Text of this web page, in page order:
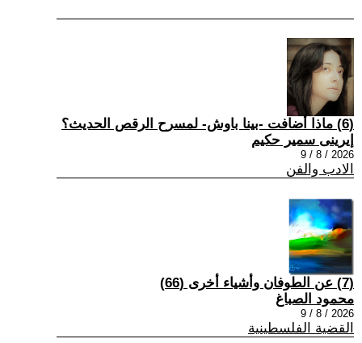
(6) ماذا أضافت -بينا باوش- لمسرح الرقص الحديث؟
إيرينى سمير حكيم
2026 / 8 / 9
الادب والفن
(7) عن الطوفان وأشياء أخرى (66)
محمود الصباغ
2026 / 8 / 9
القضية الفلسطينية